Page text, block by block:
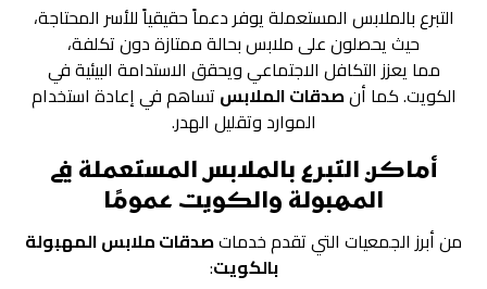
التبرع بالملابس المستعملة يوفر دعماً حقيقياً للأسر المحتاجة،
حيث يحصلون على ملابس بحالة ممتازة دون تكلفة،
مما يعزز التكافل الاجتماعي ويحقق الاستدامة البيئية في
الكويت. كما أنصدقات الملابس تساهم في إعادة استخدام
الموارد وتقليل الهدر.
أماكن التبرع بالملابس المستعملة في
المهبولة والكويت عمومًا
من أبرز الجمعيات التي تقدم خدماتصدقات ملابس المهبولة
بالكويت: